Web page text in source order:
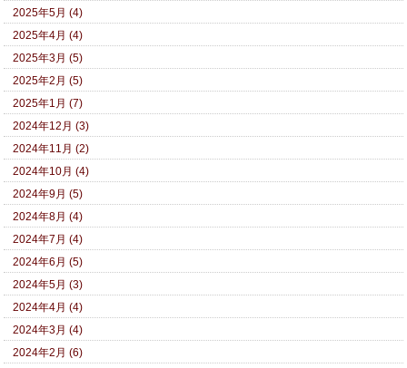
2025年5月 (4)
2025年4月 (4)
2025年3月 (5)
2025年2月 (5)
2025年1月 (7)
2024年12月 (3)
2024年11月 (2)
2024年10月 (4)
2024年9月 (5)
2024年8月 (4)
2024年7月 (4)
2024年6月 (5)
2024年5月 (3)
2024年4月 (4)
2024年3月 (4)
2024年2月 (6)